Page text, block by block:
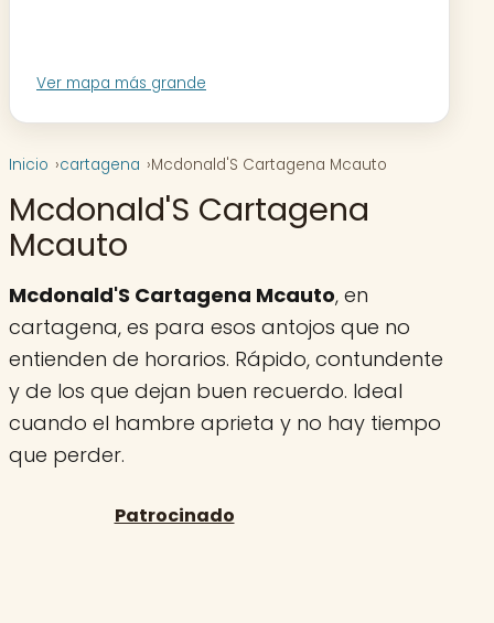
Ver mapa más grande
Inicio cartagena Mcdonald'S Cartagena Mcauto
Mcdonald'S Cartagena
Mcauto
Mcdonald'S Cartagena Mcauto, en
cartagena, es para esos antojos que no
entienden de horarios. Rápido, contundente
y de los que dejan buen recuerdo. Ideal
cuando el hambre aprieta y no hay tiempo
que perder.